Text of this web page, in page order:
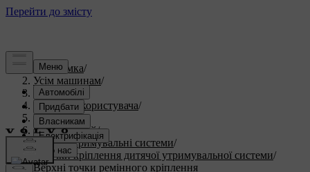
Підтримка/
Усім машинам/
V60 2025/
Посібник користувача/
Безпека/
Безпека дітей/
Дитячі утримувальні системи/
Точки кріплення дитячої утримувальної системи/
Верхні точки ремінного кріплення